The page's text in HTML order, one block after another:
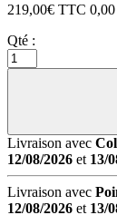
219,00€ TTC 0,00
Qté :
Livraison avec
12/08/2026 et 13/
Livraison avec
12/08/2026 et 13/